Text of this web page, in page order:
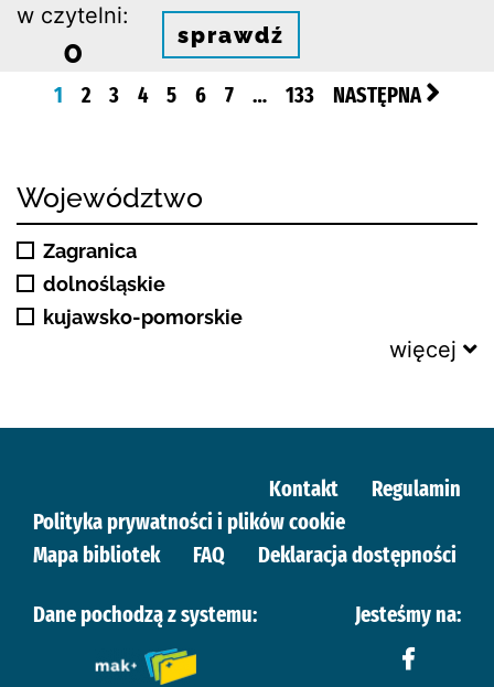
w czytelni:
0 sprawdź
1 2 3 4 5 6 7 … 133 NASTĘPNA
Województwo
Zagranica
dolnośląskie
kujawsko-pomorskie
więcej
Kontakt
Regulamin
Polityka prywatności i plików cookie
Mapa bibliotek
FAQ Deklaracja dostępności
Dane pochodzą z systemu: Jesteśmy na: